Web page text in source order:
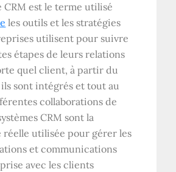
CRM est le terme utilisé
les outils et les stratégies
utilisent pour suivre
étapes de leurs relations
quel client, à partir du
sont intégrés et tout au
collaborations de
CRM sont la
réelle utilisée pour gérer les
et communications
avec les clients